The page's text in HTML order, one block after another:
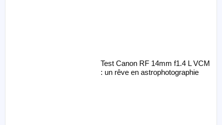
Test Canon RF 14mm f1.4 L VCM
: un rêve en astrophotographie